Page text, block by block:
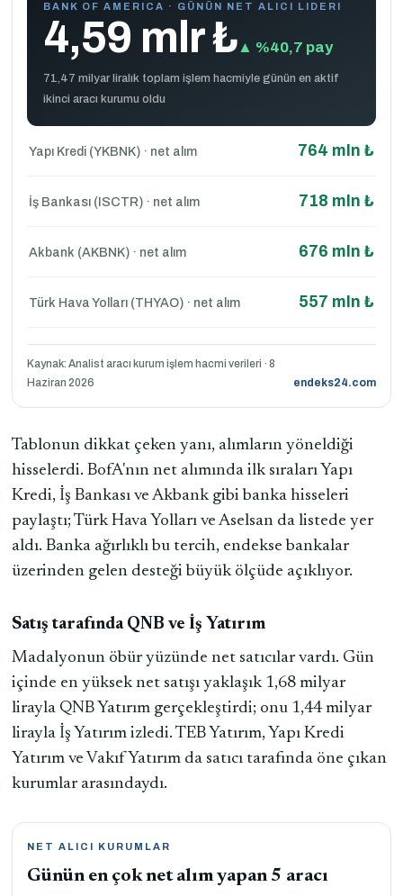
BANK OF AMERICA · GÜNÜN NET ALICI LIDERI
4,59 mlr ₺▲ %40,7 pay
71,47 milyar liralık toplam işlem hacmiyle günün en aktif
ikinci aracı kurumu oldu
Yapı Kredi (YKBNK) · net alım 764 mln ₺
İş Bankası (ISCTR) · net alım 718 mln ₺
Akbank (AKBNK) · net alım 676 mln ₺
Türk Hava Yolları (THYAO) · net alım 557 mln ₺
Kaynak: Analist aracı kurum işlem hacmi verileri · 8
Haziran 2026
endeks24.com
Tablonun dikkat çeken yanı, alımların yöneldiği
hisselerdi. BofA'nın net alımında ilk sıraları Yapı
Kredi, İş Bankası ve Akbank gibi banka hisseleri
paylaştı; Türk Hava Yolları ve Aselsan da listede yer
aldı. Banka ağırlıklı bu tercih, endekse bankalar
üzerinden gelen desteği büyük ölçüde açıklıyor.
Satış tarafında QNB ve İş Yatırım
Madalyonun öbür yüzünde net satıcılar vardı. Gün
içinde en yüksek net satışı yaklaşık 1,68 milyar
lirayla QNB Yatırım gerçekleştirdi; onu 1,44 milyar
lirayla İş Yatırım izledi. TEB Yatırım, Yapı Kredi
Yatırım ve Vakıf Yatırım da satıcı tarafında öne çıkan
kurumlar arasındaydı.
NET ALICI KURUMLAR
Günün en çok net alım yapan 5 aracı